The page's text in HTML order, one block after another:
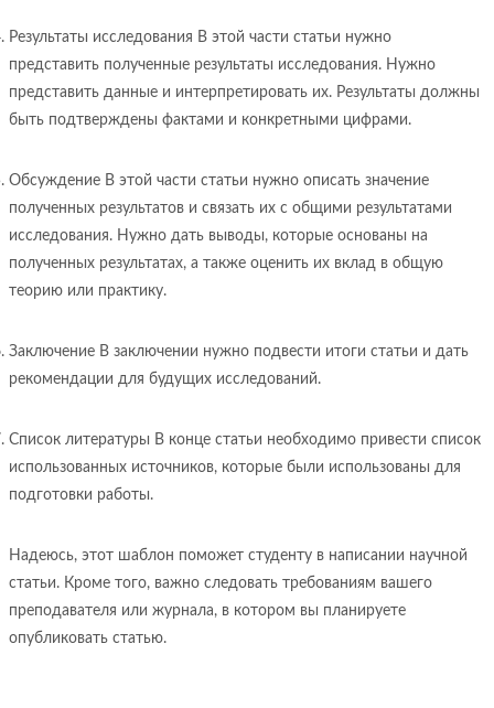
Результаты исследования В этой части статьи нужно
представить полученные результаты исследования. Нужно
представить данные и интерпретировать их. Результаты должны
быть подтверждены фактами и конкретными цифрами.
Обсуждение В этой части статьи нужно описать значение
полученных результатов и связать их с общими результатами
исследования. Нужно дать выводы, которые основаны на
полученных результатах, а также оценить их вклад в общую
теорию или практику.
Заключение В заключении нужно подвести итоги статьи и дать
рекомендации для будущих исследований.
Список литературы В конце статьи необходимо привести список
использованных источников, которые были использованы для
подготовки работы.
Надеюсь, этот шаблон поможет студенту в написании научной
статьи. Кроме того, важно следовать требованиям вашего
преподавателя или журнала, в котором вы планируете
опубликовать статью.